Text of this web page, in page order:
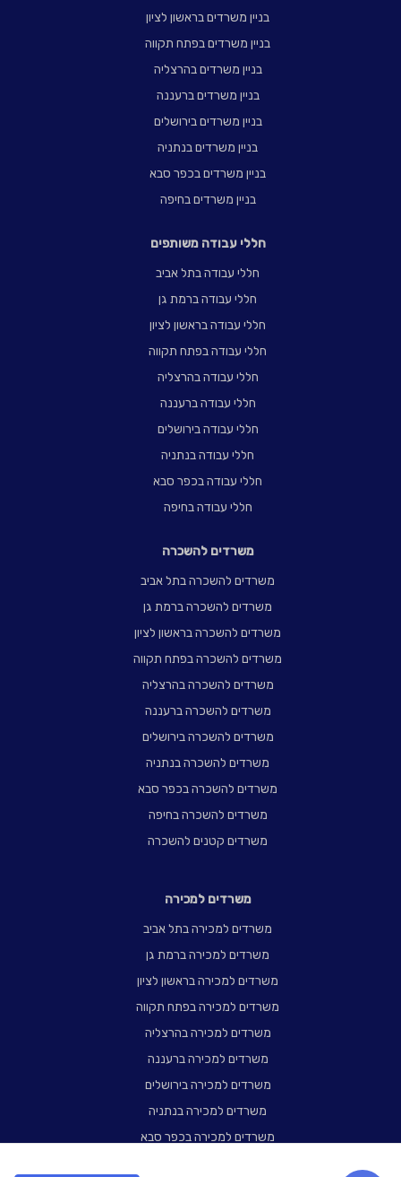
בניין משרדים בראשון לציון
בניין משרדים בפתח תקווה
בניין משרדים בהרצליה
בניין משרדים ברעננה
בניין משרדים בירושלים
בניין משרדים בנתניה
בניין משרדים בכפר סבא
בניין משרדים בחיפה
חללי עבודה משותפים
חללי עבודה בתל אביב
חללי עבודה ברמת גן
חללי עבודה בראשון לציון
חללי עבודה בפתח תקווה
חללי עבודה בהרצליה
חללי עבודה ברעננה
חללי עבודה בירושלים
חללי עבודה בנתניה
חללי עבודה בכפר סבא
חללי עבודה בחיפה
משרדים להשכרה
משרדים להשכרה בתל אביב
משרדים להשכרה ברמת גן
משרדים להשכרה בראשון לציון
משרדים להשכרה בפתח תקווה
משרדים להשכרה בהרצליה
משרדים להשכרה ברעננה
משרדים להשכרה בירושלים
משרדים להשכרה בנתניה
משרדים להשכרה בכפר סבא
משרדים להשכרה בחיפה
משרדים קטנים להשכרה
משרדים למכירה
משרדים למכירה בתל אביב
משרדים למכירה ברמת גן
משרדים למכירה בראשון לציון
משרדים למכירה בפתח תקווה
משרדים למכירה בהרצליה
משרדים למכירה ברעננה
משרדים למכירה בירושלים
משרדים למכירה בנתניה
משרדים למכירה בכפר סבא